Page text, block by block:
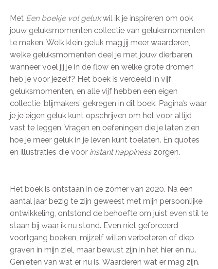
Met Een boekje vol gelukwil ik je inspireren om ook
jouw geluksmomenten collectie van geluksmomenten
te maken. Welk klein geluk mag jij meer waarderen,
welke geluksmomenten deel je met jouw dierbaren,
wanneer voel jij je in de flow en welke grote dromen
heb je voor jezelf? Het boek is verdeeld in vijf
geluksmomenten, en alle vijf hebben een eigen
collectie ‘blijmakers’ gekregen in dit boek. Pagina’s waar
je je eigen geluk kunt opschrijven om het voor altijd
vast te leggen. Vragen en oefeningen die je laten zien
hoe je meer geluk in je leven kunt toelaten. En quotes
en illustraties die voor instant happinesszorgen.
Het boek is ontstaan in de zomer van 2020. Na een
aantal jaar bezig te zijn geweest met mijn persoonlijke
ontwikkeling, ontstond de behoefte om juist even stil te
staan bij waar ik nu stond. Even niet geforceerd
voortgang boeken, mijzelf willen verbeteren of diep
graven in mijn ziel, maar bewust zijn in het hier en nu.
Genieten van wat er nu is. Waarderen wat er mag zijn.